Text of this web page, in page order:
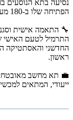
הפתיחה שלו ב-180 מעלות מקלה על האריזה והפירוק.
🔧 התאמה אישית
התרמיל לטעם האישי
החדשני והאסתטיקה
ראשון.
💼 תא מחשב מאובטח:
ייעודי, המתאים למכשירים עד 16 אינץ'. מושלם